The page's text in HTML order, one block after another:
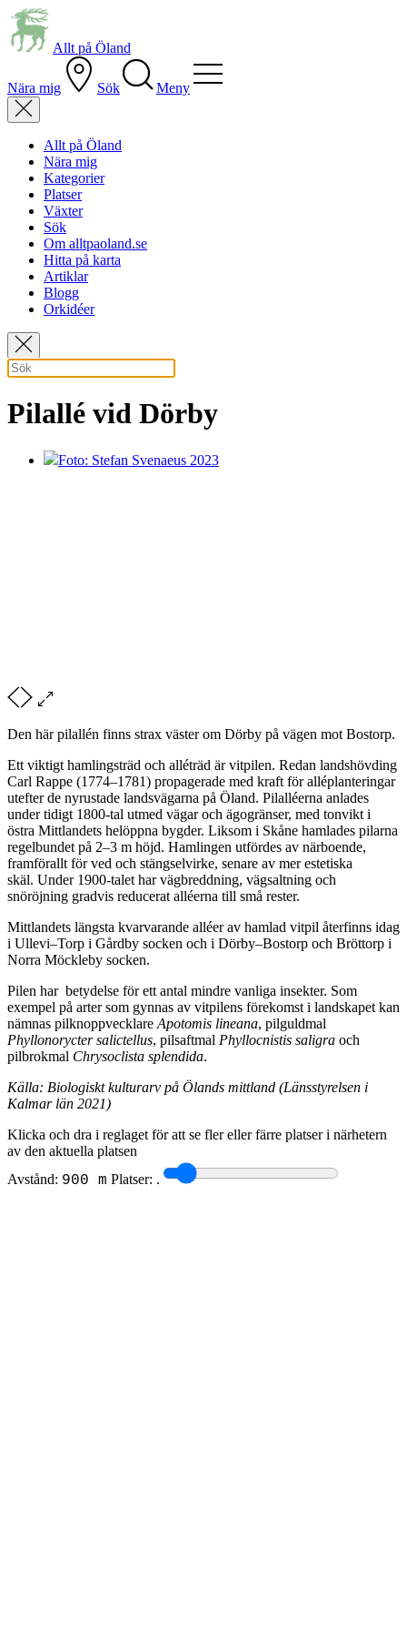
Allt på Öland
Nära mig Sök Meny
Allt på Öland
Nära mig
Kategorier
Platser
Växter
Sök
Om alltpaoland.se
Hitta på karta
Artiklar
Blogg
Orkidéer
Pilallé vid Dörby
Foto: Stefan Svenaeus 2023
Den här pilallén finns strax väster om Dörby på vägen mot Bostorp.
Ett viktigt hamlingsträd och alléträd är vitpilen. Redan landshövding
Carl Rappe (1774–1781) propagerade med kraft för alléplanteringar
utefter de nyrustade landsvägarna på Öland. Pilalléerna anlades
under tidigt 1800-tal utmed vägar och ägogränser, med tonvikt i
östra Mittlandets helöppna bygder. Liksom i Skåne hamlades pilarna
regelbundet på 2–3 m höjd. Hamlingen utfördes av närboende,
framförallt för ved och stängselvirke, senare av mer estetiska
skäl. Under 1900-talet har vägbreddning, vägsaltning och
snöröjning gradvis reducerat alléerna till små rester.
Mittlandets längsta kvarvarande alléer av hamlad vitpil återfinns idag
i Ullevi–Torp i Gårdby socken och i Dörby–Bostorp och Bröttorp i
Norra Möckleby socken.
Pilen har betydelse för ett antal mindre vanliga insekter. Som
exempel på arter som gynnas av vitpilens förekomst i landskapet kan
nämnas pilknoppvecklare Apotomis lineana, pilguldmal
Phyllonorycter salictellus, pilsaftmal Phyllocnistis saligra och
pilbrokmal Chrysoclista splendida.
Källa: Biologiskt kulturarv på Ölands mittland (Länsstyrelsen i
Kalmar län 2021)
Klicka och dra i reglaget för att se fler eller färre platser i närhetern
av den aktuella platsen
Avstånd: 900 m Platser: .